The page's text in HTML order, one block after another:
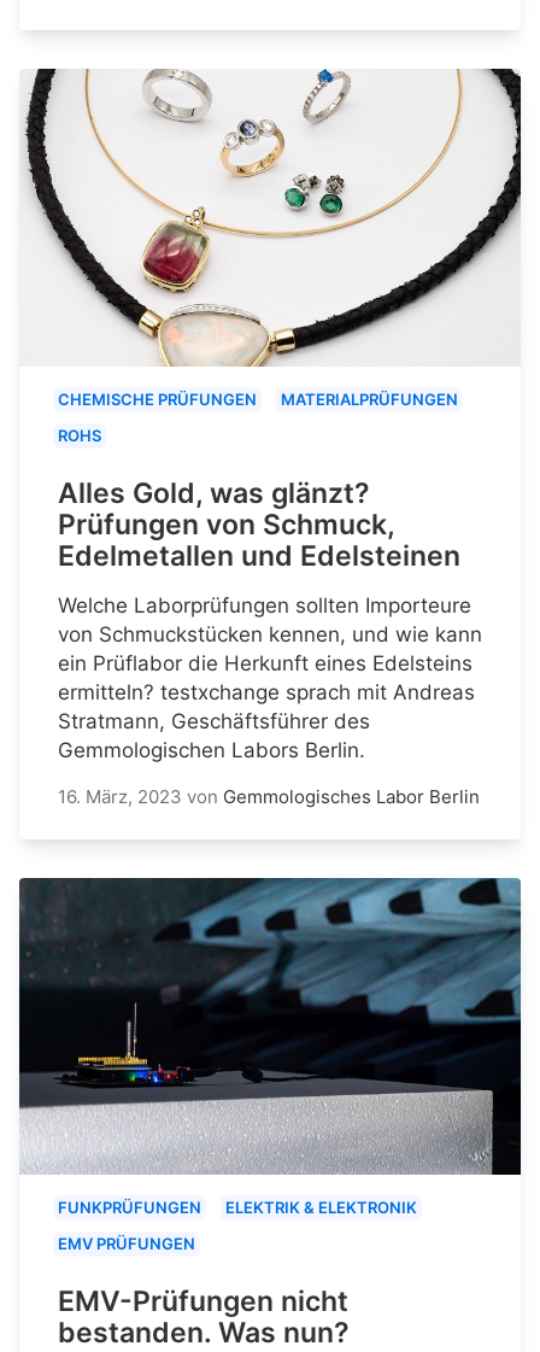
CHEMISCHE PRÜFUNGEN
MATERIALPRÜFUNGEN
ROHS
Alles Gold, was glänzt?
Prüfungen von Schmuck,
Edelmetallen und Edelsteinen
Welche Laborprüfungen sollten Importeure
von Schmuckstücken kennen, und wie kann
ein Prüflabor die Herkunft eines Edelsteins
ermitteln? testxchange sprach mit Andreas
Stratmann, Geschäftsführer des
Gemmologischen Labors Berlin.
16. März, 2023 von Gemmologisches Labor Berlin
FUNKPRÜFUNGEN
ELEKTRIK & ELEKTRONIK
EMV PRÜFUNGEN
EMV-Prüfungen nicht
bestanden. Was nun?